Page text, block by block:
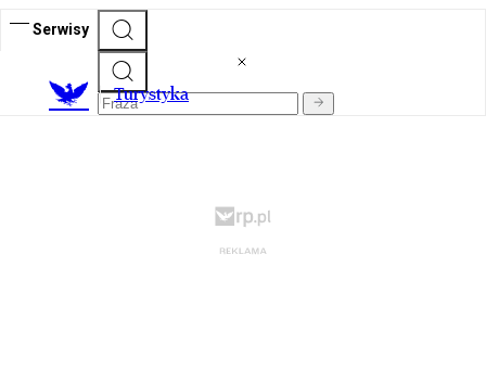
Serwisy
Turystyka